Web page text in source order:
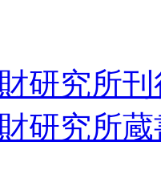
研究所
研究所